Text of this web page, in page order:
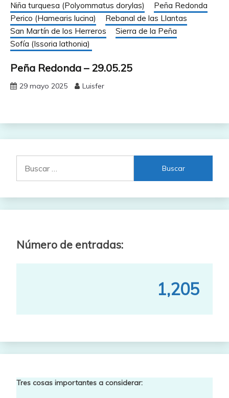
Niña turquesa (Polyommatus dorylas)
Peña Redonda
Perico (Hamearis lucina)
Rebanal de las Llantas
San Martín de los Herreros
Sierra de la Peña
Sofía (Issoria lathonia)
Peña Redonda – 29.05.25
29 mayo 2025 Luisfer
Número de entradas:
1,205
Tres cosas importantes a considerar: